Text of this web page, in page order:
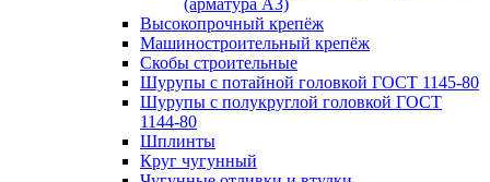
(арматура А3)
Высокопрочный крепёж
Машиностроительный крепёж
Скобы строительные
Шурупы с потайной головкой ГОСТ 1145-80
Шурупы с полукруглой головкой ГОСТ
1144-80
Шплинты
Круг чугунный